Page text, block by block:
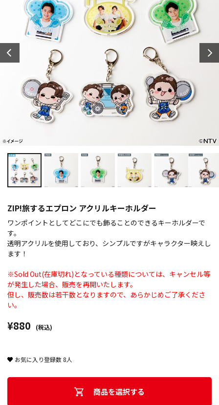
ZIP!旅するエプロン アクリルキーホルダー
ワンポイントとしてどこにでも飾ることのできるキーホルダーで
す。
透明アクリルを使用しており、シンプルですがキャラクター映えし
ます！
※Sold Out(在庫切れ)となっている種類については、キャンセル等
が発生した場合、販売を再開いたします。
但し、販売数は若干数となりますので、あらかじめご了承くださ
い。
¥880 (税込)
お気に入り登録数 8人
商品を選択する